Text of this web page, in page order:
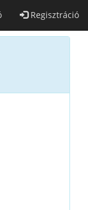
Regisztráció